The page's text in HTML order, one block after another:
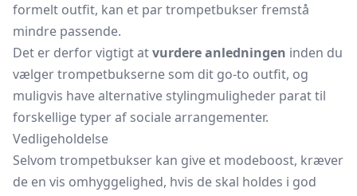
formelt outfit, kan et par trompetbukser fremstå
mindre passende.
Det er derfor vigtigt atvurdere anledningen inden du
vælger trompetbukserne som dit go-to outfit, og
muligvis have alternative stylingmuligheder parat til
forskellige typer af sociale arrangementer.
Vedligeholdelse
Selvom trompetbukser kan give et modeboost, kræver
de en vis omhyggelighed, hvis de skal holdes i god